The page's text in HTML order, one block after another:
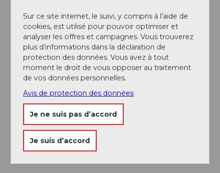
SGV/Horaires
Informations supplémentaires / Liens
Dans le canton de Schwyz, la tenue en laisse est
obligatoire pour les chiens !
Documentation
youtube/Le meurtre de Kindli à Gersau
Gersau - Une curiosité de l'histoire de Gersau, Albert
Müller, éditeur pour la culture et l'histoire Baden, ISBN
Sur ce site internet, le suivi, y compris à l’aide de
cookies, est utilisé pour pouvoir optimiser et
analyser les offres et campagnes. Vous trouverez
plus d’informations dans la déclaration de
protection des données. Vous avez à tout
moment le droit de vous opposer au traitement
de vos données personnelles.
Avis de protection des données
Je ne suis pas d’accord
Je suis d’accord